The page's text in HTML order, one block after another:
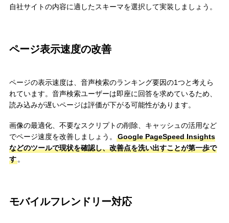
自社サイトの内容に適したスキーマを選択して実装しましょう。
ページ表示速度の改善
ページの表示速度は、音声検索のランキング要因の1つと考えら
れています。音声検索ユーザーは即座に回答を求めているため、
読み込みが遅いページは評価が下がる可能性があります。
画像の最適化、不要なスクリプトの削除、キャッシュの活用など
でページ速度を改善しましょう。
Google PageSpeed Insights
などのツールで現状を確認し、改善点を洗い出すことが第一歩で
す。
モバイルフレンドリー対応